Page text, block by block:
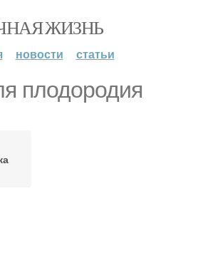
ЖИЗНЬ
новости статьи
плодородия